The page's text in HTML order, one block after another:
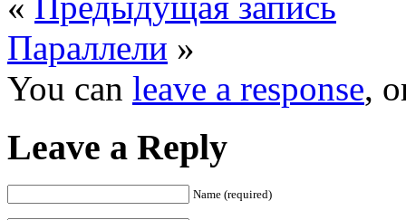
Параллели »
You can leave a response,
Leave a Reply
Name (required)